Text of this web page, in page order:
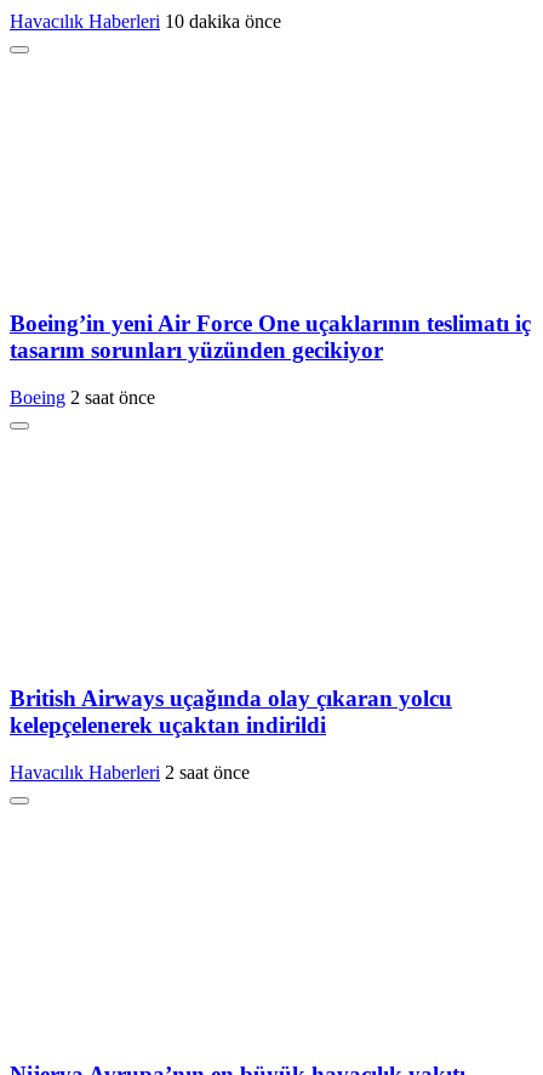
Havacılık Haberleri 10 dakika önce
Boeing’in yeni Air Force One uçaklarının teslimatı iç
tasarım sorunları yüzünden gecikiyor
Boeing 2 saat önce
British Airways uçağında olay çıkaran yolcu
kelepçelenerek uçaktan indirildi
Havacılık Haberleri 2 saat önce